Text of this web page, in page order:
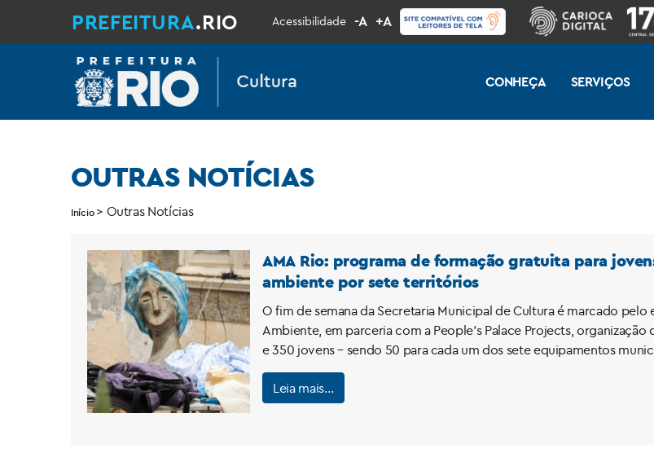
PREFEITURA.RIO Acessibilidade -A +A
CONHEÇA SERVIÇOS
OUTRAS NOTÍCIAS
Início > Outras Notícias
AMA Rio: programa de formação gratuita para
ambiente por sete territórios
O fim de semana da Secretaria Municipal de Cultura é marcado
Ambiente, em parceria com a People’s Palace Projects,
e 350 jovens – sendo 50 para cada um dos sete equipamentos
Leia mais…